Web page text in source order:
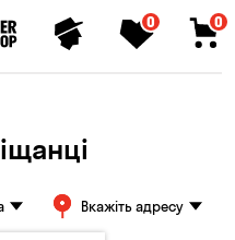
0 0
Вкажіть адресу